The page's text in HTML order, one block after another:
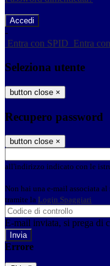
-
Entra con SPID Entra
Seleziona utente
button close ×
Recupero password
button close ×
all'indirizzo indicato con le
Non hai una e-mail associata
tramite la Login Spaggiari
E-mail inviata, si prega di
Errore